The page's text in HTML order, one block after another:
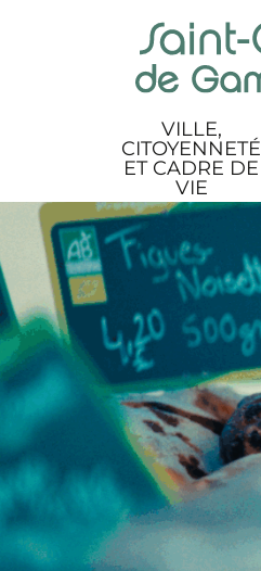
VILLE,
CITOYENNETÉ
ET CADRE DE
VIE